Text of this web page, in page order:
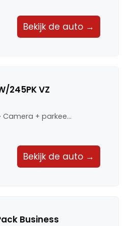
Bekijk de auto →
245PK VZ
Camera + parkee...
Bekijk de auto →
Business